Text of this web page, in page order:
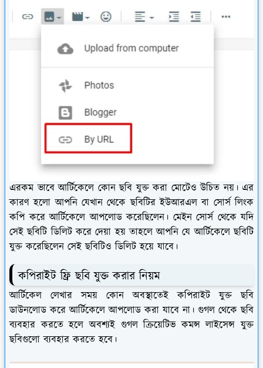
এরকম ভাবে আর্টিকেলে কোন ছবি যুক্ত করা মোটেও উচিত নয়। এর
কারণ হলো আপনি যেখান থেকে ছবিটির ইউআরএল বা সোর্স লিংক
কপি করে আর্টিকেলে আপলোড করেছিলেন। মেইন সোর্স থেকে যদি
সেই ছবিটি ডিলিট করে দেয়া হয় তাহলে আপনি যে আর্টিকেলে ছবিটি
যুক্ত করেছিলেন সেই ছবিটিও ডিলিট হয়ে যাবে।
কপিরাইট ফ্রি ছবি যুক্ত করার নিয়ম
আর্টিকেল লেখার সময় কোন অবস্থাতেই কপিরাইট যুক্ত ছবি
ডাউনলোড করে আর্টিকেলে আপলোড করা যাবে না। গুগল থেকে ছবি
ব্যবহার করতে হলে অবশ্যই গুগল ক্রিয়েটিভ কমন্স লাইসেন্স যুক্ত
ছবিগুলো ব্যবহার করতে হবে।